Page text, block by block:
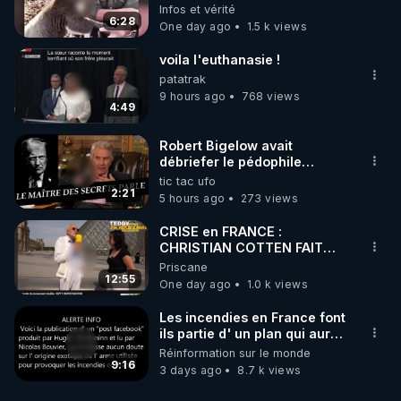
les émissions précédentes (y compris toutes les
émissions de l'info en QuestionS), et également
consulter les sources des informations données,
sur nos canaux :
👉 JEAN-JACQUES CRÈVECŒUR :
https://formations.emergences.net/iln0002-
chaineprivee
https://fulllifechannel.com/channel/JeanJacquesCr
evecoeur
https://jeanjacquescrevecoeur.com
https://solidarita.net
https://odysee.com/@Jean-Jacques-Crevecoeur:f
6:28
🥹❤️
Infos et vérité
One day ago
1.5 k views
4:49
voila l'euthanasie !
patatrak
9 hours ago
768 views
2:21
Robert Bigelow avait
débriefer le pédophile
génocidaire de donald j
trump
tic tac ufo
5 hours ago
273 views
12:55
CRISE en FRANCE :
CHRISTIAN COTTEN FAIT
une étrange découverte
Priscane
One day ago
1.0 k views
9:16
Les incendies en France font
ils partie d' un plan qui aurait
débuté le 11 septembre 2001
?
Réinformation sur le monde
3 days ago
8.7 k views